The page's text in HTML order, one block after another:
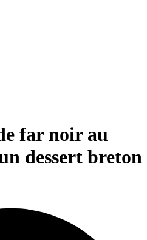
far noir au
dessert breton